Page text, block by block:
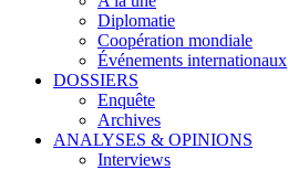
Diplomatie
Coopération mondiale
Événements internationaux
DOSSIERS
Enquête
Archives
ANALYSES & OPINIONS
Interviews